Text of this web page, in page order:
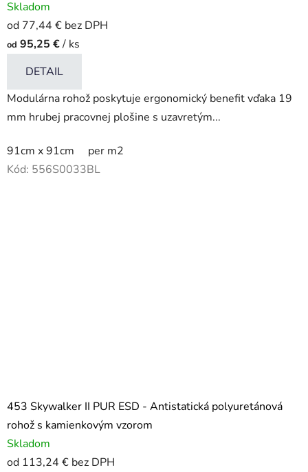
Skladom
od 77,44 € bez DPH
od 95,25 €/ ks
DETAIL
Modulárna rohož poskytuje ergonomický benefit vďaka 19
mm hrubej pracovnej plošine s uzavretým...
91cm x 91cm
per m2
Kód: 556S0033BL
453 Skywalker II PUR ESD - Antistatická polyuretánová
rohož s kamienkovým vzorom
Skladom
od 113,24 € bez DPH